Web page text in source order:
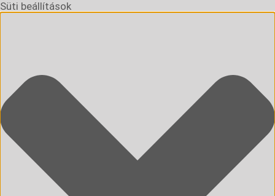
Süti beállítások